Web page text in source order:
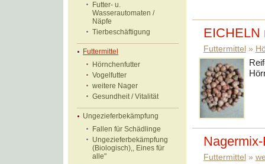
Futter- u.
Wasserautomaten /
Näpfe
Tierbeschäftigung
Futtermittel
Hörnchenfutter
Vogelfutter
weitere Nager
Gesundheit / Vitalität
Ungezieferbekämpfung
Fallen für Schädlinge
Ungezieferbekämpfung
(Biologisch),, Eines für
alle"
EICHELN
Futtermittel»
Futtermittel»